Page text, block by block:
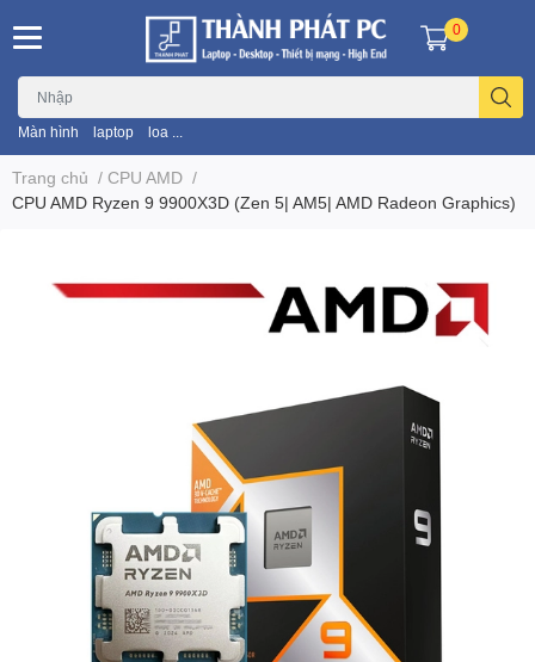
Màn hình laptop loa ...
0
Trang chủ / CPU AMD /
CPU AMD Ryzen 9 9900X3D (Zen 5| AM5| AMD Radeon Graphics)